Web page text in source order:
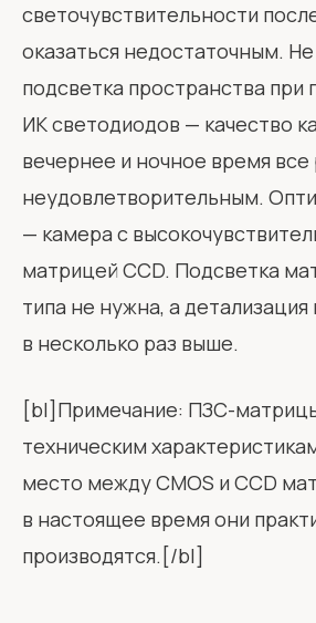
светочувствительности
оказаться недостаточным.
подсветка пространства при
ИК светодиодов — качество
вечернее и ночное время все
неудовлетворительным.
— камера с
матрицей CCD. Подсветка
типа не нужна, а детализация
в несколько раз выше.
[bl]Примечание: ПЗС-
техническим
место между CMOS и CCD
в настоящее время они
производятся.[/bl]